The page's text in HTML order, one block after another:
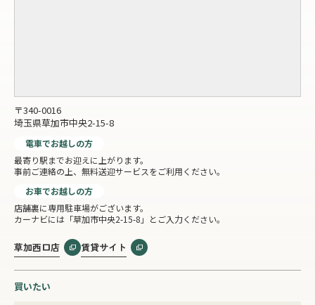
〒340-0016
埼玉県草加市中央2-15-8
電車でお越しの方
最寄り駅までお迎えに上がります。
事前ご連絡の上、無料送迎サービスをご利用ください。
お車でお越しの方
店舗裏に専用駐車場がございます。
カーナビには「草加市中央2-15-8」とご入力ください。
草加西口店 賃貸サイト
買いたい